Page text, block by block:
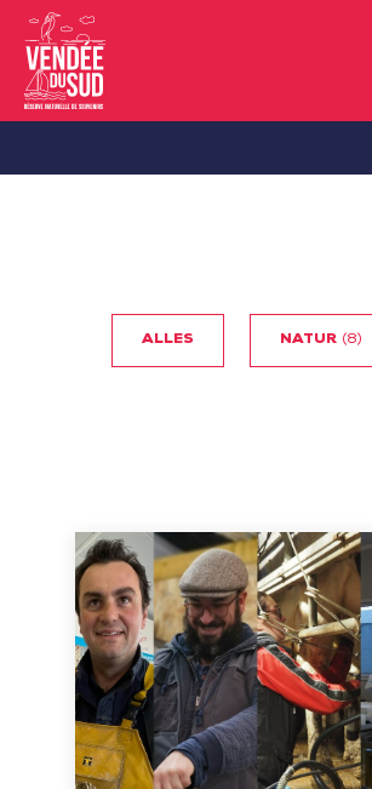
Sud
ALLES NATUR (8)
Unsere
Schauspieler
des
guten
essen,
Akt
1